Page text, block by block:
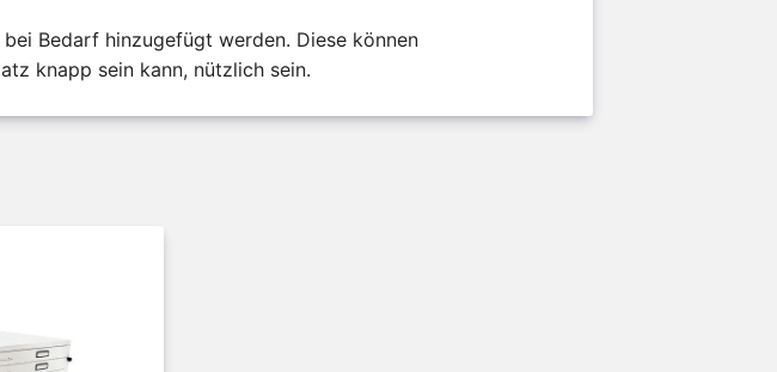
Bedarf hinzugefügt werden. Diese können
knapp sein kann, nützlich sein.